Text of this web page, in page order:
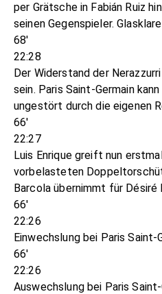
per Grätsche in Fabián Ruiz
seinen Gegenspieler.
68'
22:28
Der Widerstand der
sein. Paris Saint-Germain
ungestört durch die eigenen
66'
22:27
Luis Enrique greift nun
vorbelasteten
Barcola übernimmt für Désiré
66'
22:26
Einwechslung bei Paris Saint-
66'
22:26
Auswechslung bei Paris